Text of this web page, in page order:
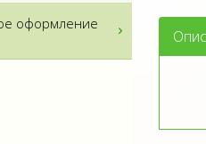
оформление